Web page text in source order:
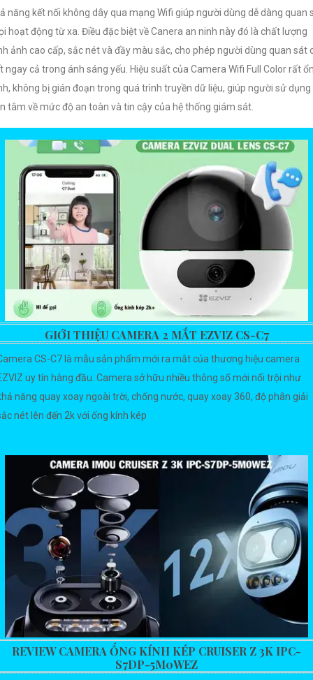
năng kết nối không dây qua mạng Wifi giúp người dùng dễ dàng quan
hoạt động từ xa. Điều đặc biệt về Canera an ninh này đó là chất lượng
ảnh cao cấp, sắc nét và đầy màu sắc, cho phép người dùng quan sát
ngay cả trong ánh sáng yếu. Hiệu suất của Camera Wifi Full Color rất
không bị gián đoạn trong quá trình truyền dữ liệu, giúp người sử dụng
tâm về mức độ an toàn và tin cậy của hệ thống giám sát.
GIỚI THIỆU CAMERA 2 MẮT EZVIZ CS-C7
CS-C7 là mẫu sản phẩm mới ra mắt của thương hiệu camera
uy tín hàng đầu. Camera sở hữu nhiều thông số mới nổi trội như
năng quay xoay ngoài trời, chống nước, quay xoay 360, độ phân giải
nét lên đến 2k với ống kính kép
REVIEW CAMERA ỐNG KÍNH KÉP CRUISER Z 3K IPC-
S7DP-5M0WEZ